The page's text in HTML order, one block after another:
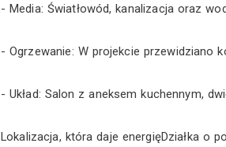
- Media: Światłowód, kanalizacja oraz
- Ogrzewanie: W projekcie przewidziano
- Układ: Salon z aneksem kuchennym,
Lokalizacja, która daje energięDziałka o